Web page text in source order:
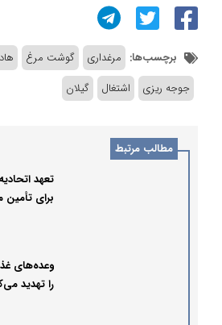
برچسب‌ها: مرغداری گوشت مرغ
جوجه ریزی
اشتغال گیلان
مطالب مرتبط
تعهد
برای تأمین
وعده‌های
را تهدید